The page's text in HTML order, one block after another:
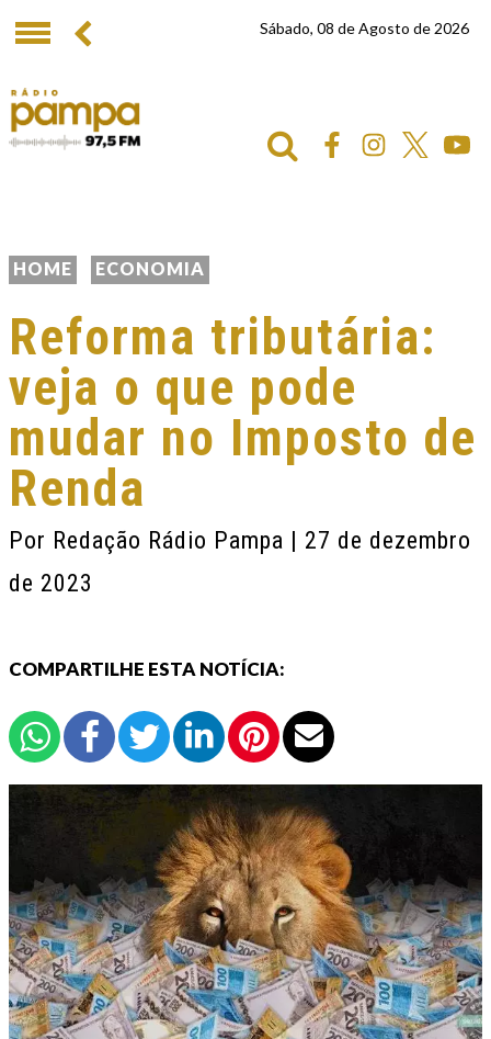
Sábado, 08 de Agosto de 2026
HOME ECONOMIA
Reforma tributária:
veja o que pode
mudar no Imposto de
Renda
Por Redação Rádio Pampa | 27 de dezembro
de 2023
COMPARTILHE ESTA NOTÍCIA: